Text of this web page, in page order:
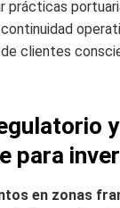
prácticas
clientes
para
en zonas